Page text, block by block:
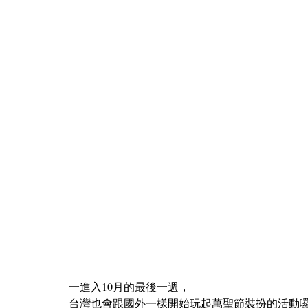
一進入10月的最後一週，
台灣也會跟國外一樣開始玩起萬聖節裝扮的活動